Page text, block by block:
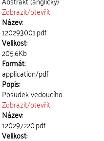
Zobrazit/otevřít
Název:
120293001.pdf
Velikost:
205.6Kb
Formát:
application/pdf
Popis:
Posudek vedoucího
Zobrazit/otevřít
Název:
120297220.pdf
Velikost: